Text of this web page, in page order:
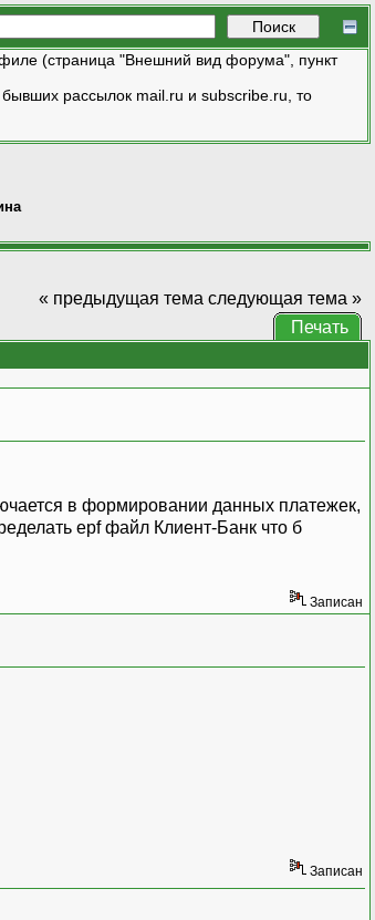
(страница "Внешний вид форума", пункт
рассылок mail.ru и subscribe.ru, то
« предыдущая тема следующая тема »
Печать
в формировании данных платежек,
epf файл Клиент-Банк что б
Записан
Записан